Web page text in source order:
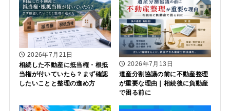
2026年7月21日
相続した不動産に抵当権・根抵
当権が付いていたら？まず確認
したいことと整理の進め方
2026年7月13日
遺産分割協議の前に不動産整理
が重要な理由｜相続後に負動産
で困る前に